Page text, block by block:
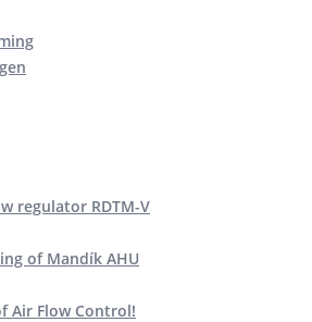
regulator RDTM-V
of Mandík AHU
Air Flow Control!